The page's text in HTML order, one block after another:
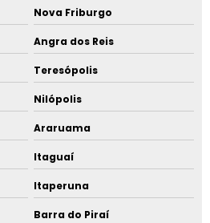
Nova Friburgo
Angra dos Reis
Teresópolis
Nilópolis
Araruama
Itaguaí
Itaperuna
Barra do Piraí